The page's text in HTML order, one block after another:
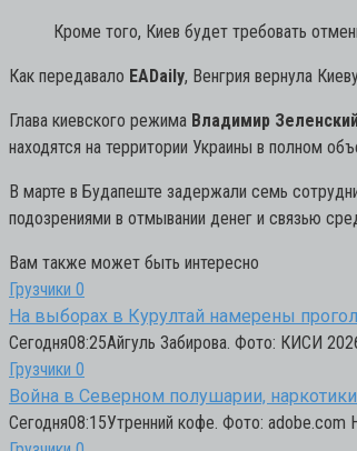
Кроме того, Киев будет требовать
Как передавало EADaily, Венгрия вернула
Глава киевского режима Владимир
находятся на территории Украины в полном
В марте в Будапеште задержали семь
подозрениями в отмывании денег и связью
Вам также может быть интересно
Грузчики 0
На выборах в Курултай намерены
Сегодня08:25Айгуль Забирова. Фото: КИСИ
Грузчики 0
Война в Северном полушарии,
Сегодня08:15Утренний кофе. Фото: